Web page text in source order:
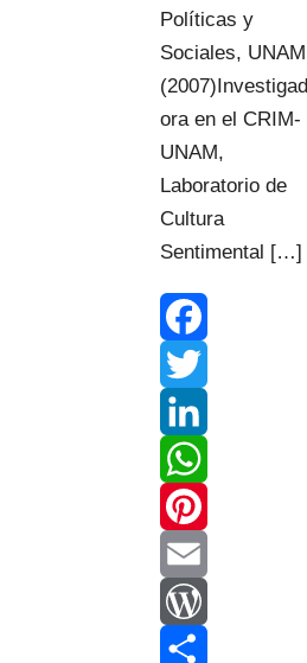
Políticas y
Sociales, UNAM
(2007)Investigad
ora en el CRIM-
UNAM,
Laboratorio de
Cultura
Sentimental […]
F
a
c
e
b
o
o
T
w
t
e
L
n
k
e
W
h
a
P
n
E
m
W